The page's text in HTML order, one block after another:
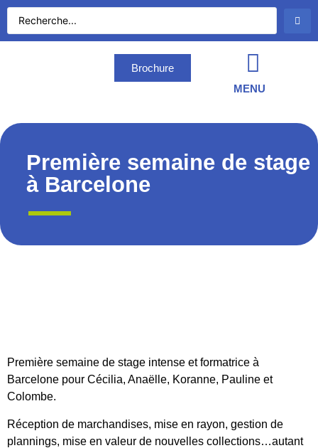
Brochure
MENU
Première semaine de stage
à Barcelone
Première semaine de stage intense et formatrice à
Barcelone pour Cécilia, Anaëlle, Koranne, Pauline et
Colombe.
Réception de marchandises, mise en rayon, gestion de
plannings, mise en valeur de nouvelles collections…autant